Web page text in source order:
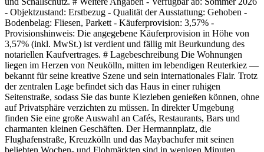
- Objektzustand: Erstbezug - Qualität der Ausstattung: Gehoben -
Bodenbelag: Fliesen, Parkett - Käuferprovision: 3,57% -
Provisionshinweis: Die angegebene Käuferprovision in Höhe von
3,57% (inkl. MwSt.) ist verdient und fällig mit Beurkundung des
notariellen Kaufvertrages. # Lagebeschreibung Die Wohnungen
liegen im Herzen von Neukölln, mitten im lebendigen Reuterkiez —
bekannt für seine kreative Szene und sein internationales Flair. Trotz
der zentralen Lage befindet sich das Haus in einer ruhigen
Seitenstraße, sodass Sie das bunte Kiezleben genießen können, ohne
auf Privatsphäre verzichten zu müssen. In direkter Umgebung
finden Sie eine große Auswahl an Cafés, Restaurants, Bars und
charmanten kleinen Geschäften. Der Hermannplatz, die
Flughafenstraße, Kreuzkölln und das Maybachufer mit seinen
beliebten Wochen- und Flohmärkten sind in wenigen Minuten